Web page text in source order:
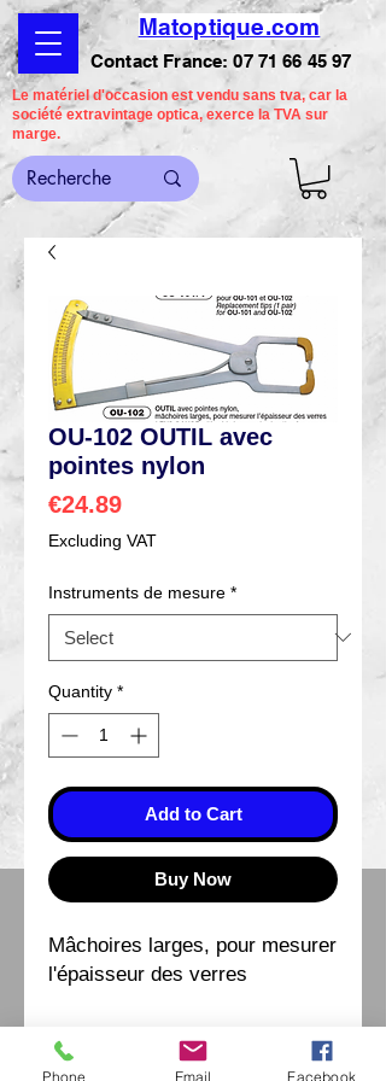
Matoptique.com
Contact France:07 71 66 45 97
Le matériel d'occasion est vendu sans tva, car la
société extravintage optica, exerce la TVA sur
marge.
OU-102 OUTIL avec
pointes nylon
€24.89Price
Excluding VAT
Instruments de mesure *
Quantity *
Add to Cart
Buy Now
Mâchoires larges, pour mesurer
l'épaisseur des verres
Phone Email Facebook